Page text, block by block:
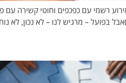
רשמי עם כפכפים וחוטי קשירה עם
בפועל – מרגיש לנו – לא נכון, לא